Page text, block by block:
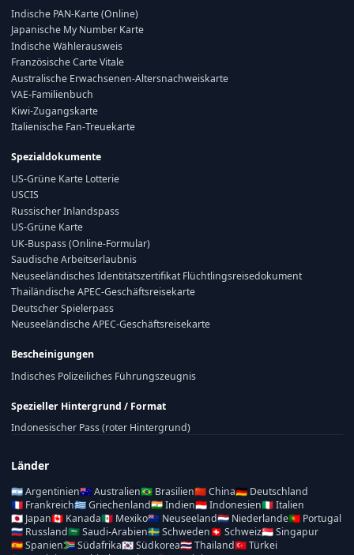
Indische PAN-Karte (Online)
Japanische My Number Karte
Indische Wählerausweis
Französische Carte Vitale
Australische Erwachsenen-Altersnachweiskarte
VAE-Familienbuch
Kiwi-Zugangskarte
Italienische Fan-Treuekarte
Spezialdokumente
US-Grüne Karte Lotterie
USCIS
Russischer Inlandspass
US-Grüne Karte
UK-Buspass (Online-Formular)
Saudische Arbeitserlaubnis
Neuseeländisches Identitätszertifikat Flüchtlingsreisedokument
Thailändische APEC-Geschäftsreisekarte
Deutscher Spielerpass
Neuseeländische APEC-Geschäftsreisekarte
Bescheinigungen
Indisches Polizeiliches Führungszeugnis
Spezieller Hintergrund / Format
Indonesischer Pass (roter Hintergrund)
Länder
🇦🇷Argentinien🇦🇺Australien🇧🇷 Brasilien🇨🇳China🇩🇪 Deutschland
🇫🇷 Frankreich🇬🇷Griechenland🇮🇳Indien🇮🇩Indonesien🇮🇹Italien
🇯🇵 Japan🇨🇦 Kanada🇲🇽 Mexiko🇳🇿 Neuseeland🇳🇱 Niederlande🇵🇹 Portugal
🇷🇺 Russland🇸🇦Saudi-Arabien🇸🇪Schweden🇨🇭 Schweiz🇸🇬Singapur
🇪🇸Spanien🇿🇦Südafrika🇰🇷Südkorea🇹🇭Thailand🇹🇷Türkei